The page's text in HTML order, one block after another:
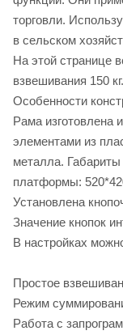
торговли.
в сельском
На этой странице
взвешивания 150 кг.
Особенности
Рама изготовлена
элементами из
металла.
платформы:
Установлена
Значение кнопок
В настройках
Простое
Режим
Работа с